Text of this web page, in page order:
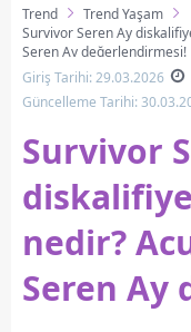
Trend
Trend Yaşam
Survivor Seren Ay
Seren Ay değerlendirmesi!
Giriş Tarihi: 29.03.2026
Güncelleme Tarihi:
Survivor
nedir?
Seren Ay